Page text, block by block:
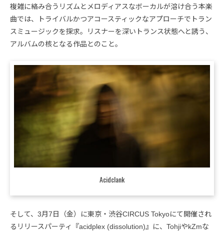
複雑に絡み合うリズムとメロディアスなボーカルが溶け合う本楽
曲では、トライバルかつアコースティックなアプローチでトラン
スミュージックを探求。リスナーを深いトランス状態へと誘う、
アルバムの核となる作品とのこと。
Acidclank
そして、3月7日（金）に東京・渋谷CIRCUS Tokyoにて開催され
るリリースパーティ『acidplex (dissolution)』に、TohjiやkZmな